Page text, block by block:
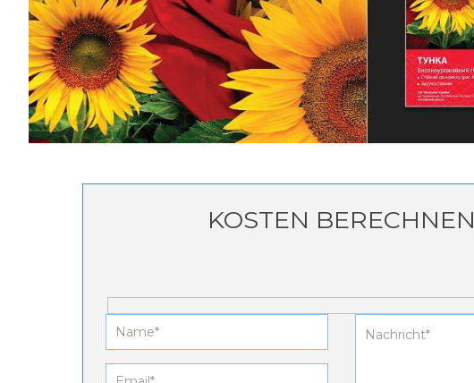
KOSTEN BERECHNEN